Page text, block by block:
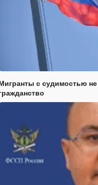
с судимостью не